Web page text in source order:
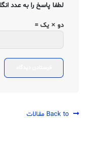
لطفا پاسخ را به عدد
دو × یک =